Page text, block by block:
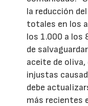
la reducción
totales en los
los 1.000 a los
de
aceite de
injustas
debe
más recientes